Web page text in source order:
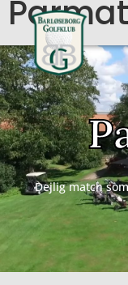
Dejlig match